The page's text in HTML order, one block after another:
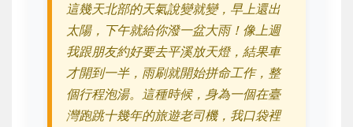
這幾天北部的天氣說變就變，早上還出
太陽，下午就給你潑一盆大雨！像上週
我跟朋友約好要去平溪放天燈，結果車
才開到一半，雨刷就開始拼命工作，整
個行程泡湯。這種時候，身為一個在臺
灣跑跳十幾年的旅遊老司機，我口袋裡